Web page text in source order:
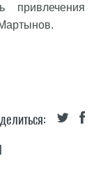
привлечения